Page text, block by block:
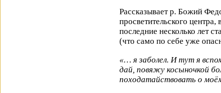
Рассказывает р. Божий
просветительского
последние несколько лет
(что само по себе уже
«… я заболел. И тут я
дай, повяжу косыночкой
походатайствовать о